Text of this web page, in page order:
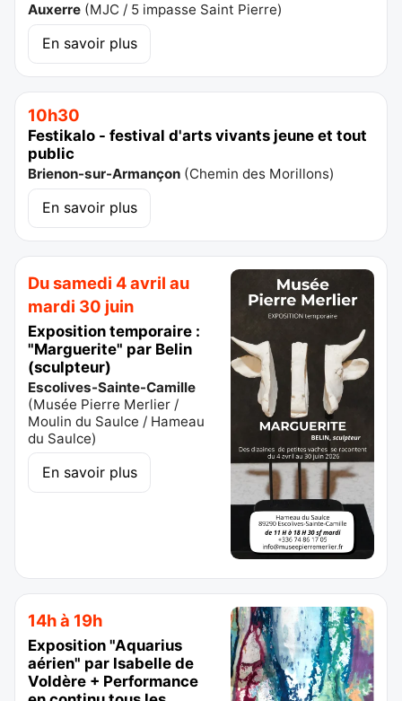
Auxerre (MJC / 5 impasse Saint Pierre)
En savoir plus
10h30
Festikalo - festival d'arts vivants jeune et tout
public
Brienon-sur-Armançon (Chemin des Morillons)
En savoir plus
Du samedi 4 avril au
mardi 30 juin
Exposition temporaire :
"Marguerite" par Belin
(sculpteur)
Escolives-Sainte-Camille
(Musée Pierre Merlier /
Moulin du Saulce / Hameau
du Saulce)
En savoir plus
14h à 19h
Exposition "Aquarius
aérien" par Isabelle de
Voldère + Performance